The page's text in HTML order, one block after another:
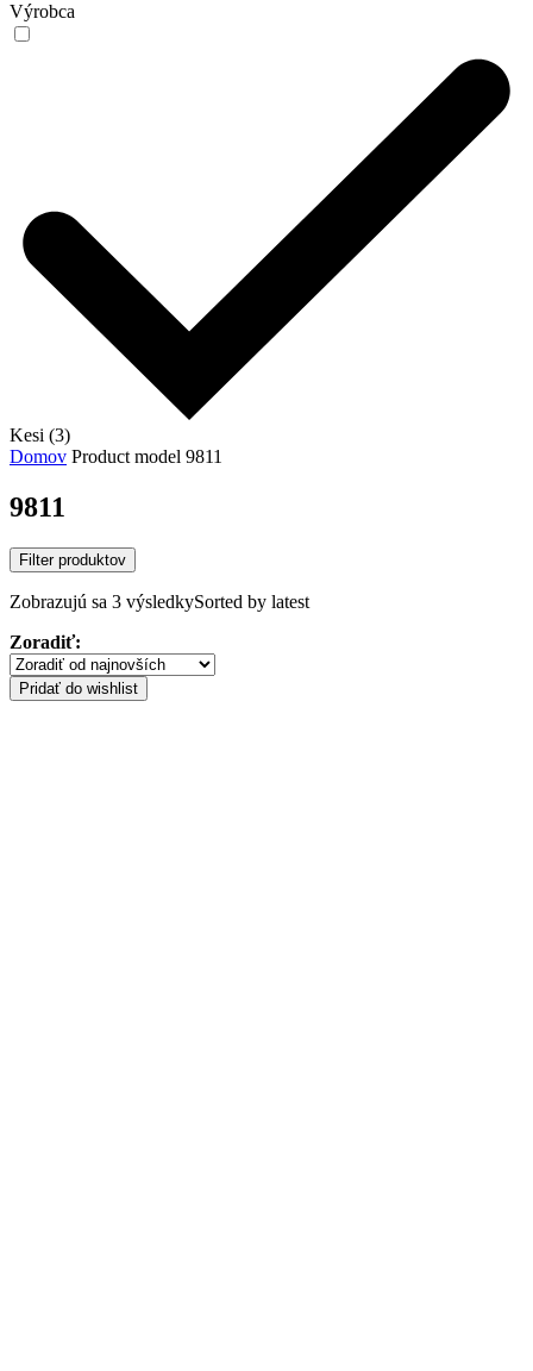
Výrobca
Kesi (3)
Domov Product model 9811
9811
Filter produktov
Zobrazujú sa 3 výsledkySorted by latest
Zoradiť:
Pridať do wishlist